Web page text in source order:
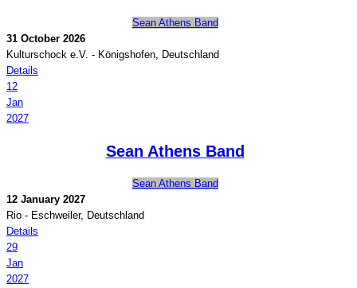
Sean Athens Band
31 October 2026
Kulturschock e.V. - Königshofen, Deutschland
Details
12
Jan
2027
Sean Athens Band
Sean Athens Band
12 January 2027
Rio - Eschweiler, Deutschland
Details
29
Jan
2027